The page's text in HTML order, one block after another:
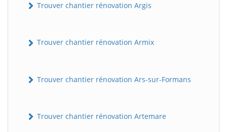
Trouver chantier rénovation Argis
Trouver chantier rénovation Armix
Trouver chantier rénovation Ars-sur-Formans
Trouver chantier rénovation Artemare